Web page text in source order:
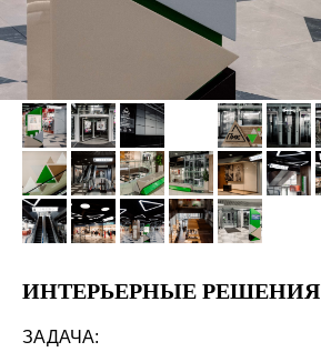
ИНТЕРЬЕРНЫЕ РЕШЕНИЯ
ЗАДАЧА: